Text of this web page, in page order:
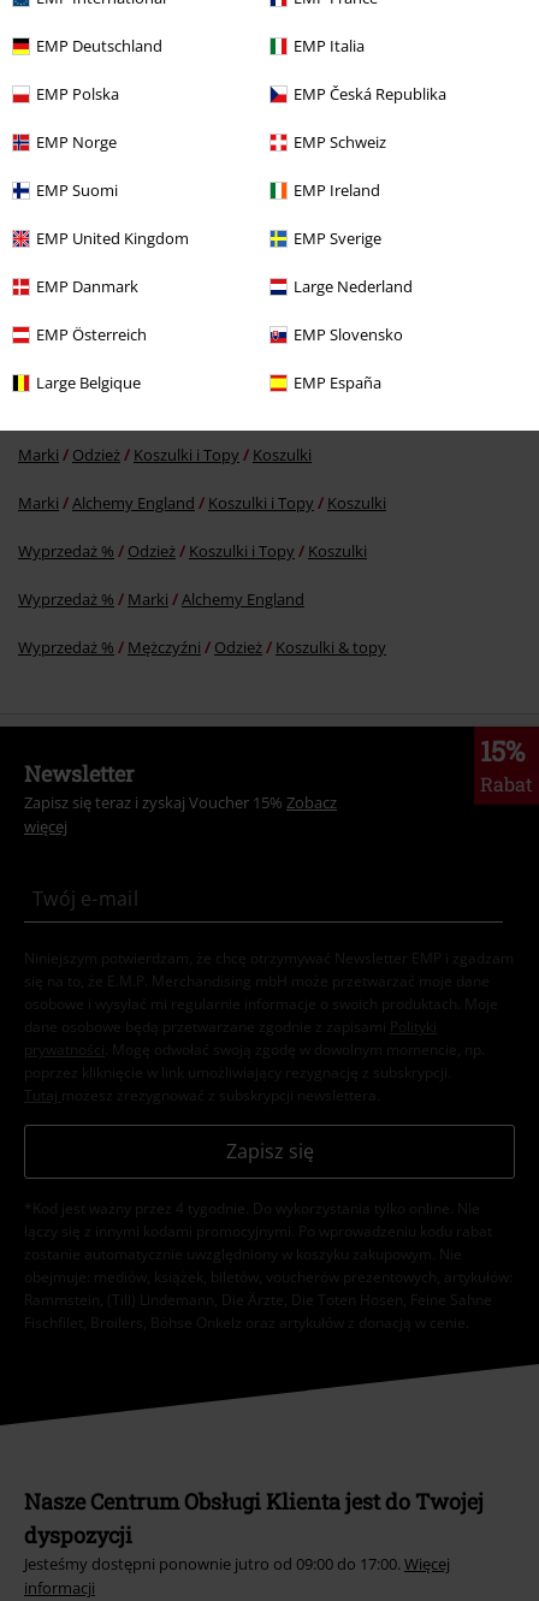
EMP Deutschland EMP Italia
EMP Polska EMP Česká Republika
EMP Norge EMP Schweiz
EMP Suomi EMP Ireland
EMP United Kingdom EMP Sverige
EMP Danmark Large Nederland
EMP Österreich EMP Slovensko
Large Belgique EMP España
Ostatnia wizyta
%
Marki Odzież Koszulki i Topy Koszulki
Marki Alchemy England Koszulki i Topy Koszulki
Wyprzedaż % Odzież Koszulki i Topy Koszulki
Wyprzedaż % Marki Alchemy England
Wyprzedaż % Mężczyźni Odzież Koszulki & topy
15%
Rabat
Newsletter
Zapisz się teraz i zyskaj Voucher 15% Zobacz
więcej
Niniejszym potwierdzam, że chcę otrzymywać Newsletter EMP i zgadzam
się na to, że E.M.P. Merchandising mbH może przetwarzać moje dane
osobowe i wysyłać mi regularnie informacje o swoich produktach. Moje
dane osobowe będą przetwarzane zgodnie z zapisami
Polityki
prywatności . Mogę odwołać swoją zgodę w dowolnym momencie, np.
poprzez kliknięcie w link umożliwiający rezygnację z subskrypcji.
Tutaj możesz zrezygnować z subskrypcji newslettera.
Zapisz się
*Kod jest ważny przez 4 tygodnie. Do wykorzystania tylko online. NIe
łączy się z innymi kodami promocyjnymi. Po wprowadzeniu kodu rabat
zostanie automatycznie uwzględniony w koszyku zakupowym. Nie
obejmuje: mediów, książek, biletów, voucherów prezentowych, artykułów:
Rammstein, (Till) Lindemann, Die Ärzte, Die Toten Hosen, Feine Sahne
Fischfilet, Broilers, Böhse Onkelz oraz artykułów z donacją w cenie.
Nasze Centrum Obsługi Klienta jest do Twojej
dyspozycji
Jesteśmy dostępni ponownie jutro od 09:00 do 17:00. Więcej
informacji